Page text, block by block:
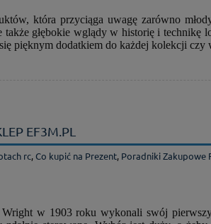
która przyciąga uwagę zarówno
głębokie wglądy w historię i
pięknym dodatkiem do każdej kolekcji czy
EF3M.PL
rc,Co kupić na Prezent, Poradniki Zakupowe
w 1903 roku wykonali swój